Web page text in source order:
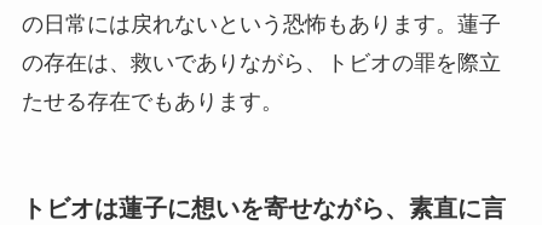
の日常には戻れないという恐怖もあります。蓮子
の存在は、救いでありながら、トビオの罪を際立
たせる存在でもあります。
トビオは蓮子に想いを寄せながら、素直に言